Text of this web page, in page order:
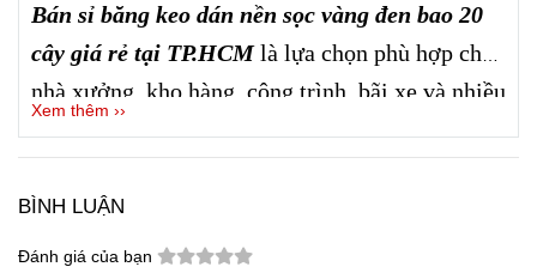
Bán sỉ băng keo dán nền sọc vàng đen bao 20
cây giá rẻ tại TP.HCMlà lựa chọn phù hợp cho
nhà xưởng, kho hàng, công trình, bãi xe và nhiều
đen nổi bật, dễ sử dụng, giá sỉ tốt và hỗ trợ giao
hàng nhanh tại TP.HCM cũng như các tỉnh.
Xem thêm ››
BÌNH LUẬN
Đánh giá của bạn